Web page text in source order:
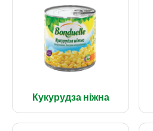
Кукурудза ніжна